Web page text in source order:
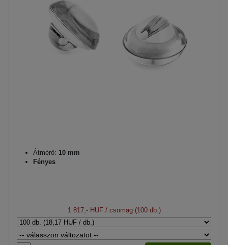
Átmérő: 10 mm
Fényes
1 817,- HUF/ csomag (100 db.)